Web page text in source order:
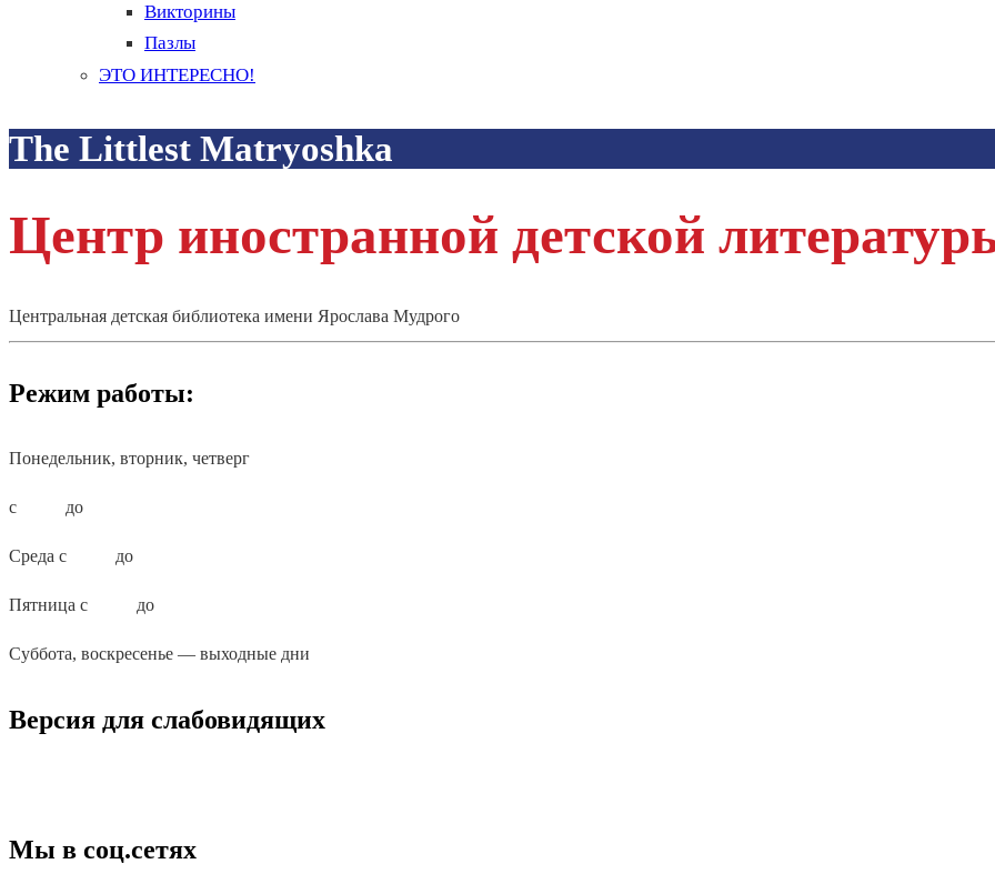
Викторины
Пазлы
ЭТО ИНТЕРЕСНО!
The Littlest Matryoshka
Центр иностранной детской
Центральная детская библиотека имени Ярослава Мудрого
Режим работы:
Понедельник, вторник, четверг
с до
Среда с до
Пятница с до
Суббота, воскресенье — выходные дни
Версия для слабовидящих
Мы в соц.сетях